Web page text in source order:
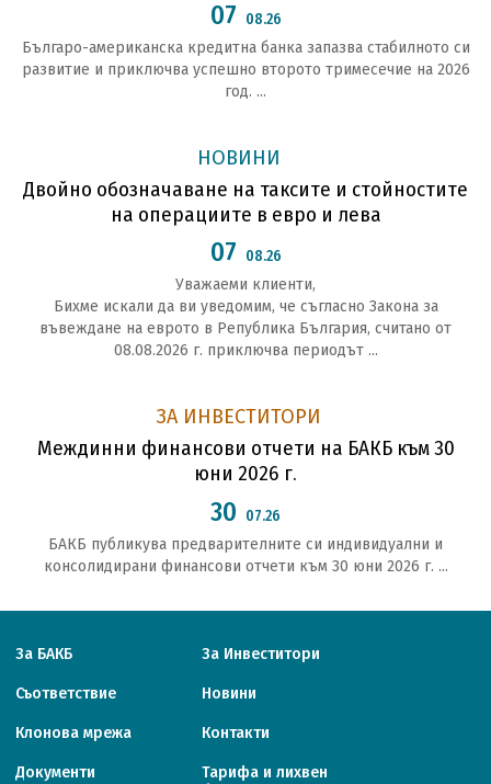
07 08.26
Българо-американска кредитна банка запазва стабилното си
развитие и приключва успешно второто тримесечие на 2026
год. ...
НОВИНИ
Двойно обозначаване на таксите и стойностите
на операциите в евро и лева
07 08.26
Уважаеми клиенти,
Бихме искали да ви уведомим, че съгласно Закона за
въвеждане на еврото в Република България, считано от
08.08.2026 г. приключва периодът ...
ЗА ИНВЕСТИТОРИ
Междинни финансови отчети на БАКБ към 30
юни 2026 г.
30 07.26
БАКБ публикува предварителните си индивидуални и
консолидирани финансови отчети към 30 юни 2026 г. ...
За БАКБ За Инвеститори
Съответствие Новини
Клонова мрежа Контакти
Документи
Тарифa и лихвен